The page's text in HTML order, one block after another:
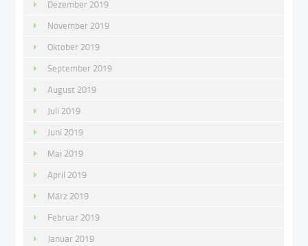
Dezember 2019
November 2019
Oktober 2019
September 2019
August 2019
Juli 2019
Juni 2019
Mai 2019
April 2019
März 2019
Februar 2019
Januar 2019